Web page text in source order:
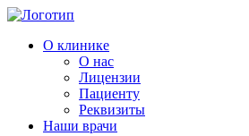
О клинике
О нас
Лицензии
Пациенту
Реквизиты
Наши врачи